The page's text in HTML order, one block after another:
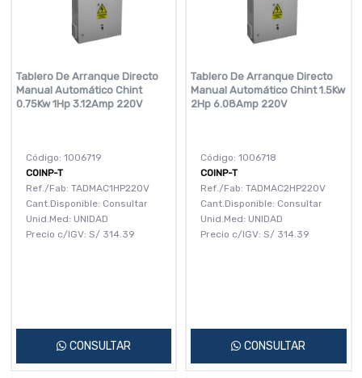
Tablero De Arranque Directo
Manual Automático Chint
0.75Kw 1Hp 3.12Amp 220V
Código: 1006719
COINP-T
Ref./Fab: TADMAC1HP220V
Cant.Disponible: Consultar
Unid.Med: UNIDAD
Precio c/IGV: S/ 314.39
CONSULTAR
Tablero De Arranque Directo
Manual Automático Chint 1.5Kw
2Hp 6.08Amp 220V
Código: 1006718
COINP-T
Ref./Fab: TADMAC2HP220V
Cant.Disponible: Consultar
Unid.Med: UNIDAD
Precio c/IGV: S/ 314.39
CONSULTAR